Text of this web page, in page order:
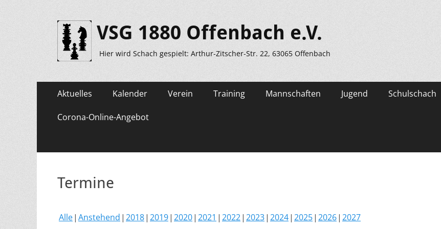
VSG 1880 Offenbach e.V.
Hier wird Schach gespielt: Arthur-Zitscher-Str. 22, 63065 Offenbach
Primäres
Zum
Inhalt
springen
Aktuelles Kalender Verein Training Mannschaften Jugend Schulschach
Corona-Online-Angebot
Termine
Alle Anstehend 2018 2019 2020 2021 2022 2023 2024 2025 2026 2027